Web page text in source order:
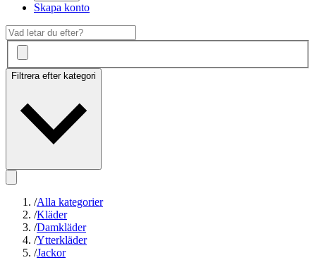
Skapa konto
Filtrera efter kategori
/Alla kategorier
/Kläder
/Damkläder
/Ytterkläder
/Jackor